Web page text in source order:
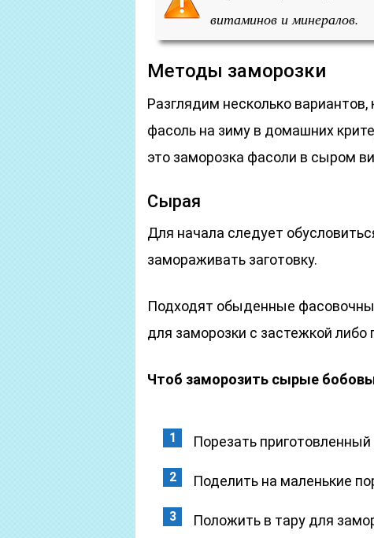
витаминов и минералов.
Методы заморозки
Разглядим несколько
фасоль на зиму в домашних
это заморозка фасоли в сыром
Сырая
Для начала следует
замораживать заготовку.
Подходят обыденные
для заморозки с застежкой
Чтоб заморозить сырые
Порезать
Поделить на маленькие
Положить в тару для